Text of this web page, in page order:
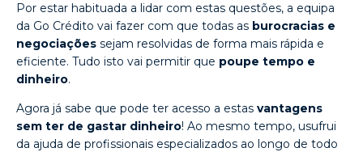
Por estar habituada a lidar com estas questões, a equipa
da Go Crédito vai fazer com que todas as burocracias e
negociações sejam resolvidas de forma mais rápida e
eficiente. Tudo isto vai permitir que poupe tempo e
dinheiro.
Agora já sabe que pode ter acesso a estas vantagens
sem ter de gastar dinheiro! Ao mesmo tempo, usufrui
da ajuda de profissionais especializados ao longo de todo